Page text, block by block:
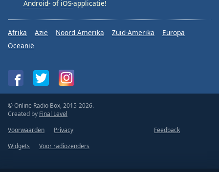
Android- of iOS-applicatie!
Afrika Azië Noord Amerika Zuid-Amerika
Europa
Oceanië
© Online Radio Box, 2015-2026.
Created by Final Level
Voorwaarden
Privacy
Feedback
Widgets
Voor radiozenders